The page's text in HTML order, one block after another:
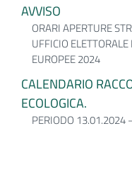
AVVISO
ORARI APERTURE
UFFICIO
EUROPEE 2024
CALENDARIO
ECOLOGICA.
PERIODO 13.01.2024